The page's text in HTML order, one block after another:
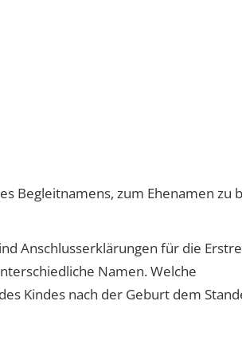
Begleitnamens, zum Ehenamen zu
Anschlusserklärungen für die
Namen. Welche
Kindes nach der Geburt dem